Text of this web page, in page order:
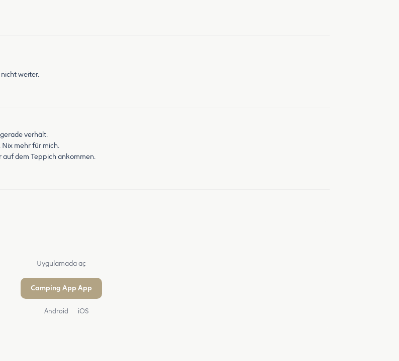
weiter.
verhält.
Nix mehr fūr mich.
dem Teppich ankommen.
Uygulamada aç
Camping App App
Android iOS